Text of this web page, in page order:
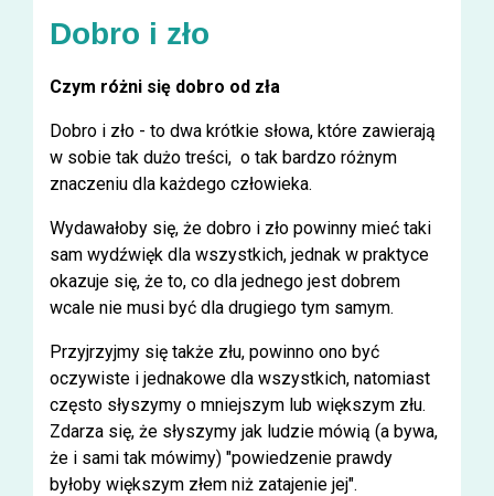
Dobro i zło
Czym różni się dobro od zła
Dobro i zło - to dwa krótkie słowa, które zawierają
w sobie tak dużo treści, o tak bardzo różnym
znaczeniu dla każdego człowieka.
Wydawałoby się, że dobro i zło powinny mieć taki
sam wydźwięk dla wszystkich, jednak w praktyce
okazuje się, że to, co dla jednego jest dobrem
wcale nie musi być dla drugiego tym samym.
Przyjrzyjmy się także złu, powinno ono być
oczywiste i jednakowe dla wszystkich, natomiast
często słyszymy o mniejszym lub większym złu.
Zdarza się, że słyszymy jak ludzie mówią (a bywa,
że i sami tak mówimy) "powiedzenie prawdy
byłoby większym złem niż zatajenie jej".